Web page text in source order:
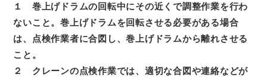
１ 巻上げドラムの回転中にその近くで調整作業を行わ
ないこと。巻上げドラムを回転させる必要がある場合
は、点検作業者に合図し、巻上げドラムから離れさせる
こと。
２ クレーンの点検作業では、適切な合図や連絡などが